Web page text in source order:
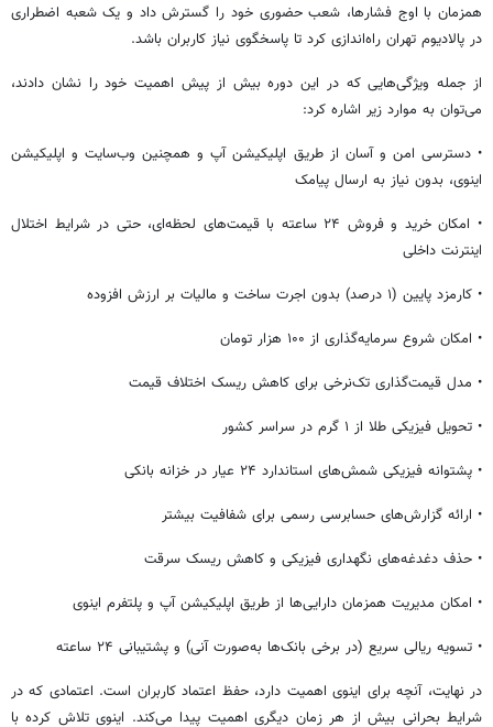
همزمان با اوج فشارها، شعب حضوری خود را گسترش داد و یک شعبه اضطراری
در پالادیوم تهران راه‌اندازی کرد تا پاسخگوی نیاز کاربران باشد.
از جمله ویژگی‌هایی که در این دوره بیش از پیش اهمیت خود را نشان دادند،
می‌توان به موارد زیر اشاره کرد:
• دسترسی امن و آسان از طریق اپلیکیشن آپ و همچنین وب‌سایت و اپلیکیشن
اینوی، بدون نیاز به ارسال پیامک
• امکان خرید و فروش ۲۴ ساعته با قیمت‌های لحظه‌ای، حتی در شرایط اختلال
اینترنت داخلی
• کارمزد پایین (۱ درصد) بدون اجرت ساخت و مالیات بر ارزش افزوده
• امکان شروع سرمایه‌گذاری از ۱۰۰ هزار تومان
• مدل قیمت‌گذاری تک‌نرخی برای کاهش ریسک اختلاف قیمت
• تحویل فیزیکی طلا از ۱ گرم در سراسر کشور
• پشتوانه فیزیکی شمش‌های استاندارد ۲۴ عیار در خزانه بانکی
• ارائه گزارش‌های حسابرسی رسمی برای شفافیت بیشتر
• حذف دغدغه‌های نگهداری فیزیکی و کاهش ریسک سرقت
• امکان مدیریت همزمان دارایی‌ها از طریق اپلیکیشن آپ و پلتفرم اینوی
• تسویه ریالی سریع (در برخی بانک‌ها به‌صورت آنی) و پشتیبانی ۲۴ ساعته
در نهایت، آنچه برای اینوی اهمیت دارد، حفظ اعتماد کاربران است. اعتمادی که در
شرایط بحرانی بیش از هر زمان دیگری اهمیت پیدا می‌کند. اینوی تلاش کرده با